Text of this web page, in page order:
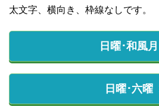
太文字、横向き、枠線なしです。
日曜･和風月
日曜･六曜